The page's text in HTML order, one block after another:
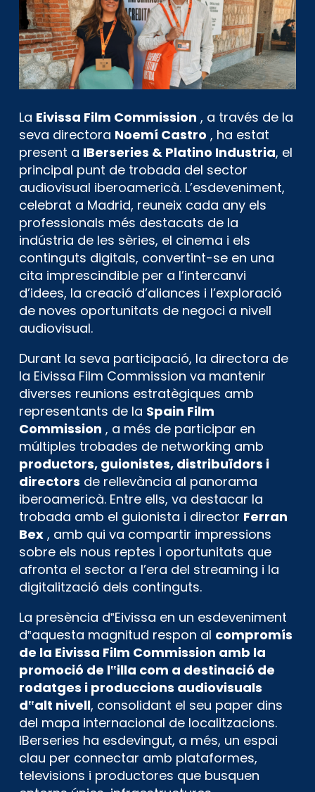
La Eivissa Film Commission , a través de la
seva directora Noemí Castro , ha estat
present a IBerseries & Platino Industria, el
principal punt de trobada del sector
audiovisual iberoamericà. L’esdeveniment,
celebrat a Madrid, reuneix cada any els
professionals més destacats de la
indústria de les sèries, el cinema i els
continguts digitals, convertint-se en una
cita imprescindible per a l’intercanvi
d’idees, la creació d’aliances i l’exploració
de noves oportunitats de negoci a nivell
audiovisual.
Durant la seva participació, la directora de
la Eivissa Film Commission va mantenir
diverses reunions estratègiques amb
representants de la Spain Film
Commission , a més de participar en
múltiples trobades de networking amb
productors, guionistes, distribuïdors i
directors de rellevància al panorama
iberoamericà. Entre ells, va destacar la
trobada amb el guionista i director Ferran
Bex , amb qui va compartir impressions
sobre els nous reptes i oportunitats que
afronta el sector a l’era del streaming i la
digitalització dels continguts.
La presència d‟Eivissa en un esdeveniment
d‟aquesta magnitud respon al compromís
de la Eivissa Film Commission amb la
promoció de l‟illa com a destinació de
rodatges i produccions audiovisuals
d‟alt nivell, consolidant el seu paper dins
del mapa internacional de localitzacions.
IBerseries ha esdevingut, a més, un espai
clau per connectar amb plataformes,
televisions i productores que busquen